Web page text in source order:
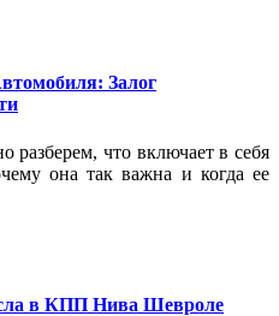
Залог
разберем, что включает в себя
она так важна и когда ее
в КПП Нива Шевроле